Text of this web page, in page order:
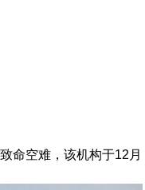
命空难，该机构于12月